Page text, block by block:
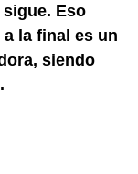
sigue. Eso
la final es un
siendo